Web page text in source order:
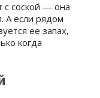
с соской — она
А если рядом
ее запах,
когда